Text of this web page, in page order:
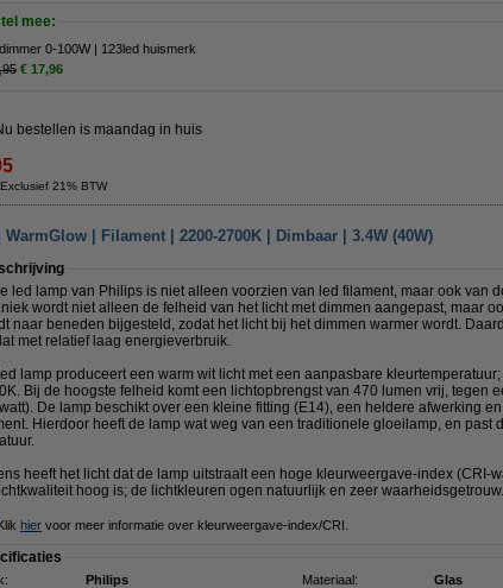
mee:
dimmer 0-100W | 123led huismerk
€ 17,96
bestellen is maandag in huis
21% BTW
| Filament | 2200-2700K | Dimbaar | 3.4W (40W)
led lamp van Philips is niet alleen voorzien van led filament, maar ook van
wordt niet alleen de felheid van het licht met dimmen aangepast, maar
naar beneden bijgesteld, zodat het licht bij het dimmen warmer wordt.
met relatief laag energieverbruik.
lamp produceert een warm wit licht met een aanpasbare
Bij de hoogste felheid komt een lichtopbrengst van 470 lumen vrij, tegen
De lamp beschikt over een kleine fitting (E14), een heldere afwerking
Hierdoor heeft de lamp wat weg van een traditionele gloeilamp, en past
heeft het licht dat de lamp uitstraalt een hoge kleurweergave-index (CRI-
hoog is; de lichtkleuren ogen natuurlijk en zeer waarheidsgetrouw.
hier voor meer informatie over kleurweergave-index/CRI.
Philips Materiaal: Glas